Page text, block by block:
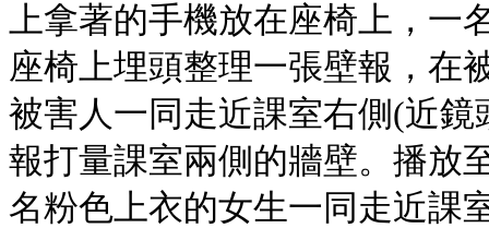
上拿著的手機放在座椅上，一
座椅上埋頭整理一張壁報，在
被害人一同走近課室右側(近
報打量課室兩側的牆壁。播放
名粉色上衣的女生一同走近課